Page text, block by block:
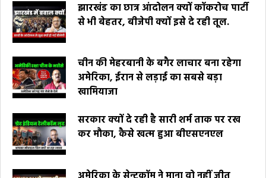
झारखंड का छात्र आंदोलन क्यों कॉकरोच पार्टी
से भी बेहतर, बीजेपी क्यों इसे दे रही तूल.
चीन की मेहरबानी के बगैर लाचार बना रहेगा
अमेरिका, ईरान से लड़ाई का सबसे बड़ा
खामियाजा
सरकार क्यों दे रही है सारी शर्म ताक पर रख
कर मौका, कैसे खत्म हुआ बीएसएनएल